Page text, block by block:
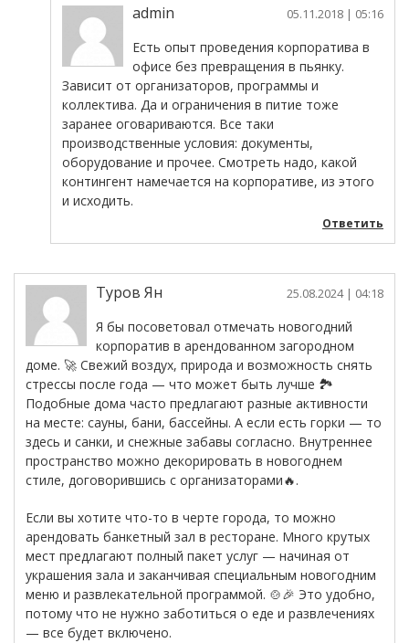
admin 05.11.2018 | 05:16
Есть опыт проведения корпоратива в
офисе без превращения в пьянку.
Зависит от организаторов, программы и
коллектива. Да и ограничения в питие тоже
заранее оговариваются. Все таки
производственные условия: документы,
оборудование и прочее. Смотреть надо, какой
контингент намечается на корпоративе, из этого
и исходить.
Ответить
Туров Ян 25.08.2024 | 04:18
Я бы посоветовал отмечать новогодний
корпоратив в арендованном загородном
доме. 🚀 Свежий воздух, природа и возможность снять
стрессы после года — что может быть лучше 🏞️
Подобные дома часто предлагают разные активности
на месте: сауны, бани, бассейны. А если есть горки — то
здесь и санки, и снежные забавы согласно. Внутреннее
пространство можно декорировать в новогоднем
стиле, договорившись с организаторами🔥.
Если вы хотите что-то в черте города, то можно
арендовать банкетный зал в ресторане. Много крутых
мест предлагают полный пакет услуг — начиная от
украшения зала и заканчивая специальным новогодним
меню и развлекательной программой. 🍲🎉 Это удобно,
потому что не нужно заботиться о еде и развлечениях
— все будет включено.